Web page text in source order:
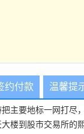
约付款 温馨提
把主要地标一网打
大楼到股市交易所